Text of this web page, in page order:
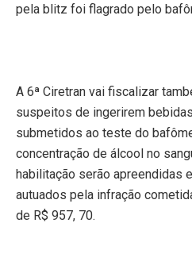
pela blitz foi flagrado pelo
A 6ª Ciretran vai fiscalizar
suspeitos de ingerirem
submetidos ao teste do
concentração de álcool no
habilitação serão apreendidas
autuados pela infração
de R$ 957, 70.